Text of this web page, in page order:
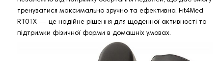
тренуватися максимально зручно та ефективно. Fit4Med
RT01X — це надійне рішення для щоденної активності та
підтримки фізичної форми в домашніх умовах.